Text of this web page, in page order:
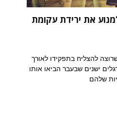
למנוע את ירידת עקומת
להצליח בתפקידו לאורך
ישנים שבעבר הביאו אותו
שלהם